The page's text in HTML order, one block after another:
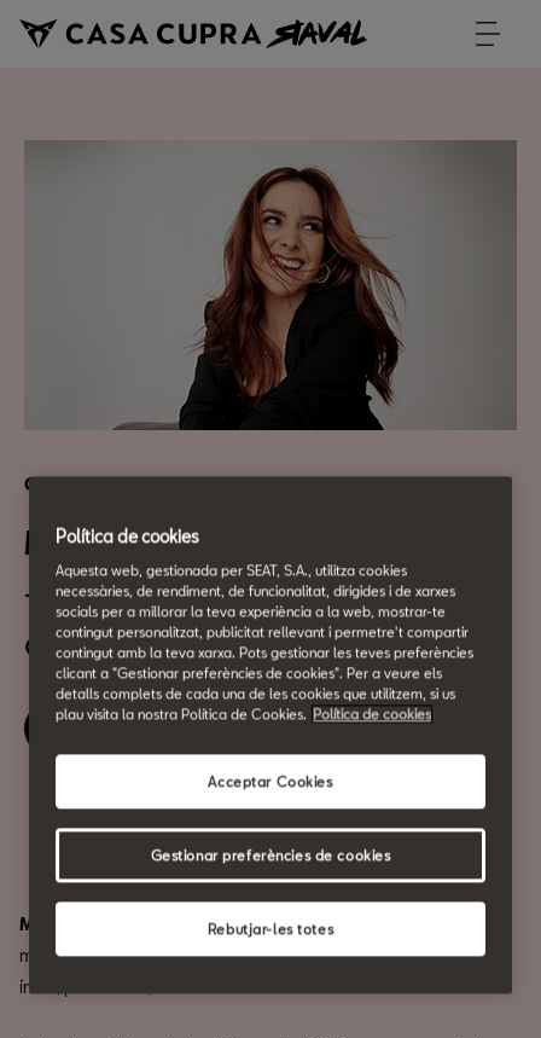
Cultura Urbana
Marta Soto, en concert
10 de Maig
a les 19:00h
Compartir
Marta Soto
, una de les veus més prometedores del panorama
musical en espanyol, arriba a CASA SEAT per oferir un concert
íntim, piano i veu, inoblidable.
Política de cookies
Aquesta web, gestionada per SEAT, S.A., utilitza cookies
necessàries, de rendiment, de funcionalitat, dirigides i de xarxes
socials per a millorar la teva experiència a la web, mostrar-te
contingut personalitzat, publicitat rellevant i permetre't compartir
contingut amb la teva xarxa. Pots gestionar les teves preferències
clicant a "Gestionar preferències de cookies". Per a veure els
detalls complets de cada una de les cookies que utilitzem, si us
plau visita la nostra Política de Cookies. Política de cookies
Rebutjar-les totes
Acceptar Cookies
Gestionar preferències de cookies